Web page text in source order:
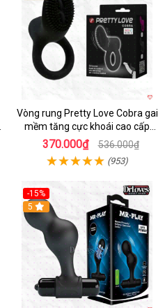
Vòng rung Pretty Love Cobra gai
mềm tăng cực khoái cao cấp
chính hãng
370.000₫ 536.000₫
(953)
-15%
Hot
5